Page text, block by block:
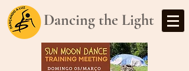
Dancing the Light